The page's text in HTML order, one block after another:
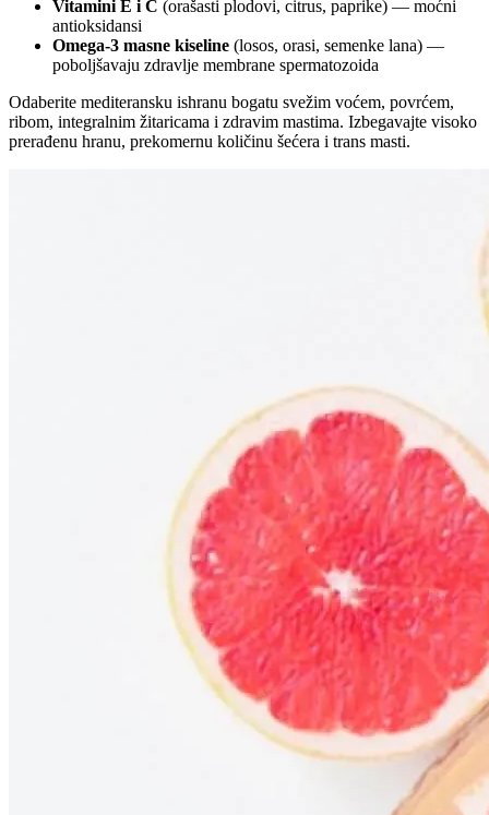
Vitamini E i C (orašasti plodovi, citrus, paprike) — moćni
antioksidansi
Omega-3 masne kiseline (losos, orasi, semenke lana) —
poboljšavaju zdravlje membrane spermatozoida
Odaberite mediteransku ishranu bogatu svežim voćem, povrćem,
ribom, integralnim žitaricama i zdravim mastima. Izbegavajte visoko
prerađenu hranu, prekomernu količinu šećera i trans masti.